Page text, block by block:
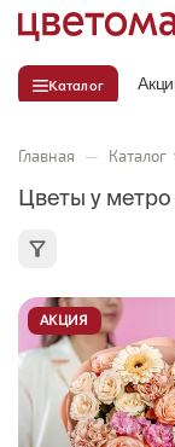
Каталог
Главная — Каталог
Цветы у
АКЦИЯ